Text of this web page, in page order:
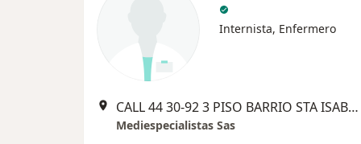
Internista, Enfermero
CALL 44 30-92 3 PISO BARRIO STA ISABEL, Palmira
Mediespecialistas Sas